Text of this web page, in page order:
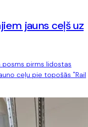
jauns ceļš uz
posms pirms lidostas
ceļu pie topošās "Rail